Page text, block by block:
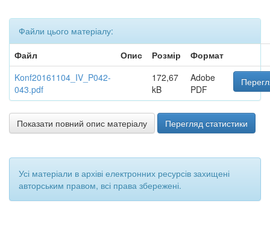
Файли цього матеріалу:
Файл
Опис Розмір
Формат
Konf20161104_IV_P042-
043.pdf
172,67
kB
Adobe
PDF
Показати повний опис матеріалу Перегляд статистики
Усі матеріали в архіві електронних ресурсів захищені
авторським правом, всі права збережені.